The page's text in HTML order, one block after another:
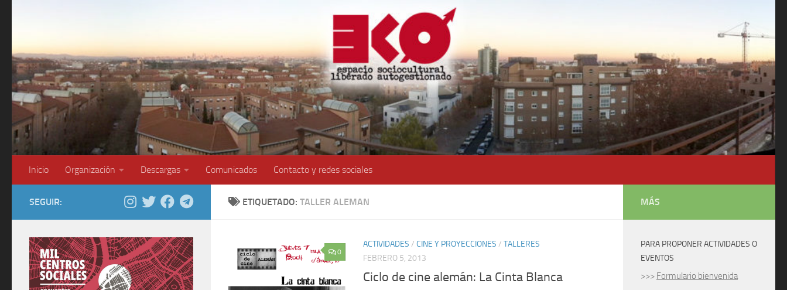
Inicio Organización Descargas Comunicados Contacto y redes sociales
ETIQUETADO: TALLER ALEMAN
0
ACTIVIDADES / CINE Y PROYECCIONES / TALLERES
FEBRERO 5, 2013
Ciclo de cine alemán: La Cinta Blanca
SEGUIR: MÁS
PARA PROPONER ACTIVIDADES O
EVENTOS
>>> Formulario bienvenida